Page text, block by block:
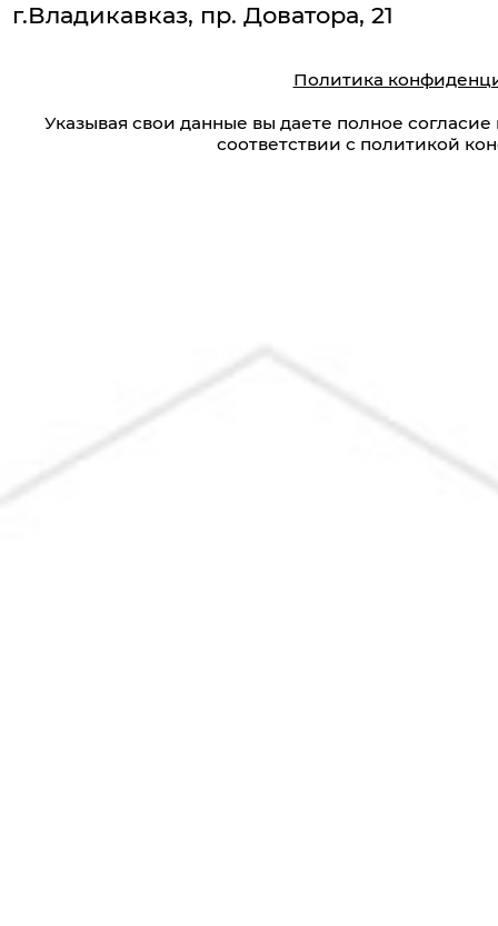
г.Владикавказ, пр. Доватора, 21
Политика
Указывая свои данные вы даете полное
соответствии с политикой